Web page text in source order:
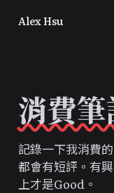
Alex Hsu
消費
記錄一下我消費
都會有短評。有
上才是Good。